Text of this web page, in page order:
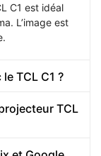
C1 est idéal
L’image est
TCL C1 ?
TCL